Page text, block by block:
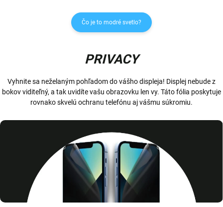
Čo je to modré svetlo?
PRIVACY
Vyhnite sa neželaným pohľadom do vášho displeja! Displej nebude z
bokov viditeľný, a tak uvidíte vašu obrazovku len vy. Táto fólia poskytuje
rovnako skvelú ochranu telefónu aj vášmu súkromiu.